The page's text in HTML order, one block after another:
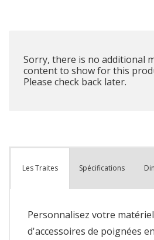
Sorry, there is no additional
content to show for this
Please check back later.
Les Traites Spécifications
Personnalisez votre
d'accessoires de poignées